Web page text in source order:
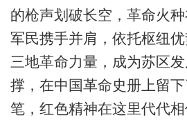
的枪声划破长空，革命火
军民携手并肩，依托枢纽
三地革命力量，成为苏区
撑，在中国革命史册上留
笔，红色精神在这里代代相